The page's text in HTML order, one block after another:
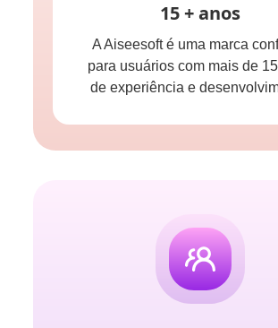
15 + anos
A Aiseesoft é uma marca
para usuários com mais de
de experiência e